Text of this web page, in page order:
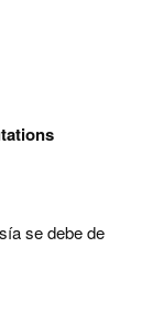
se debe de